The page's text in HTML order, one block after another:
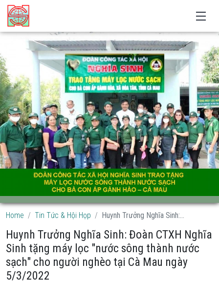
Home Tin Tức & Hội Họp Huynh Trưởng Nghĩa Sinh:...
Huynh Trưởng Nghĩa Sinh: Đoàn CTXH Nghĩa
Sinh tặng máy lọc "nước sông thành nước
sạch" cho người nghèo tại Cà Mau ngày
5/3/2022